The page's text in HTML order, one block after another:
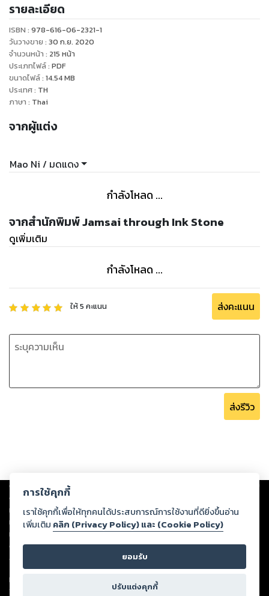
หนิงเชวียพาซังซังแยกตัวออกจากคณะทูตแคว้นต้าถังเร่งเดินทาง
ตั้งใจจะไปให้ถึงจุดหมายเร็วขึ้นอีกสักหน่อยก็ยังดี
มิคาด... ว่าคนสองคนที่ถูกลิขิตให้มิอาจอยู่ร่วมโลกกันได้
จะกลับมาเจอกันอีกครั้งเอาในเวลาที่ไม่เหมาะสมแม้แต่น้อยนี้!!"
รายละเอียด
ISBN : 978-616-06-2321-1
วันวางขาย : 30 ก.ย. 2020
จำนวนหน้า : 215 หน้า
ประเภทไฟล์: PDF
ขนาดไฟล์: 14.54MB
ประเทศ: TH
ภาษา : Thai
จากผู้แต่ง
Mao Ni / มดแดง
กำลังโหลด ...
จากสำนักพิมพ์ Jamsai through Ink Stone
ดูเพิ่มเติม
กำลังโหลด ...
ให้5 คะแนน ส่งคะแนน
ส่งรีวิว
Copyright © 2026
ต่อผลงานหรือเนื้อหาใดที่อัปโหลดผ่านเว็บไซต์และปรากฏว่าละเมิดสิทธิใน
ทรัพย์สินทางปัญญาของบุคคลอื่นหรือขัดต่อกฎหมายและศีลธรรม ดังนั้น ผู้อ่าน
ทุกท่านโปรดใช้วิจารณญาณในการกลั่นกรองด้วยตนเอง และหากท่านพบว่าส่วน
หนึ่งส่วนใดขัดต่อกฎหมายและศีลธรรม กรุณาแจ้งมายังบริษัท เพื่อทีมงานจะได้
ดำเนินการในทันที ทั้งนี้ ทางสตอรี่ล็อกขอสงวนลิขสิทธิ์ตามพระราชบัญญัติ
ลิขสิทธิ์ พ.ศ. 2537 (ฉบับล่าสุด)
For support: member@ookbee.com
Version
การใช้คุกกี้
เราใช้คุกกี้เพื่อให้ทุกคนได้ประสบการณ์การใช้งานที่ดียิ่งขึ้นอ่าน
เพิ่มเติม คลิก (Privacy Policy) และ (Cookie Policy)
ยอมรับ
ปรับแต่งคุกกี้